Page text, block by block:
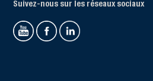
Suivez-nous sur les réseaux sociaux